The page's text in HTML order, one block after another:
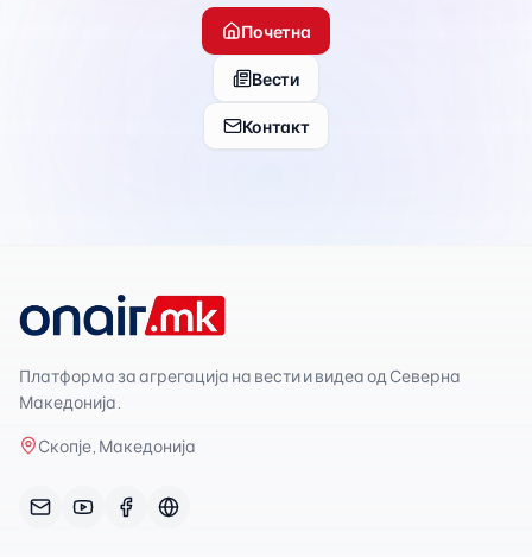
Почетна
Вести
Контакт
Платформа за агрегација на вести и видеа од Северна
Македонија.
Скопје, Македонија